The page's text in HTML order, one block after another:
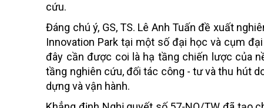
cứu.
Đáng chú ý, GS, TS. Lê Anh Tuấn đề xuất
Innovation Park tại một số đại học và cụm
đây cần được coi là hạ tầng chiến lược của
tầng nghiên cứu, đối tác công - tư và thu hút
dựng và vận hành.